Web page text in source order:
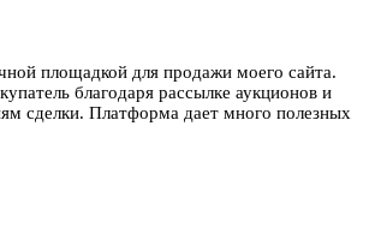
площадкой для продажи моего сайта.
благодаря рассылке аукционов и
сделки. Платформа дает много полезных